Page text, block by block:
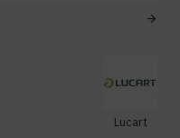
Lucart